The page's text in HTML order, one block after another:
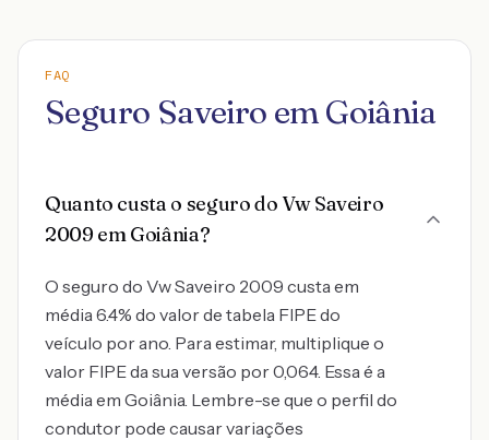
FAQ
Seguro Saveiro em Goiânia
Quanto custa o seguro do Vw Saveiro
2009 em Goiânia?
O seguro do Vw Saveiro 2009 custa em
média 6.4% do valor de tabela FIPE do
veículo por ano. Para estimar, multiplique o
valor FIPE da sua versão por 0,064. Essa é a
média em Goiânia. Lembre-se que o perfil do
condutor pode causar variações